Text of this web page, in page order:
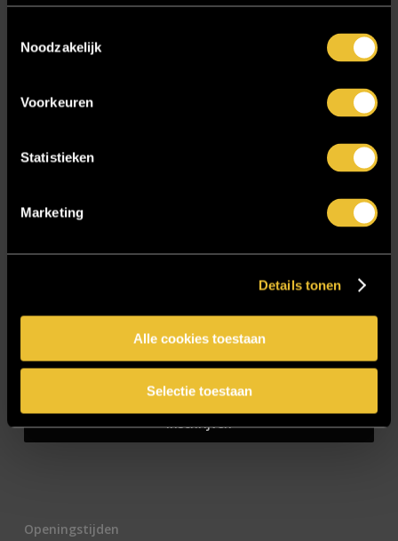
Noodzakelijk
Voorkeuren
Statistieken
Marketing
Details tonen
Alle cookies toestaan
Selectie toestaan
Zakelijk
Openingstijden